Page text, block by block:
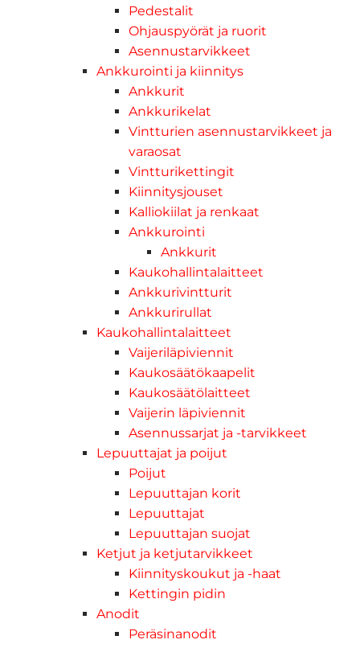
Pedestalit
Ohjauspyörät ja ruorit
Asennustarvikkeet
Ankkurointi ja kiinnitys
Ankkurit
Ankkurikelat
Vintturien asennustarvikkeet ja
varaosat
Vintturikettingit
Kiinnitysjouset
Kalliokiilat ja renkaat
Ankkurointi
Ankkurit
Kaukohallintalaitteet
Ankkurivintturit
Ankkurirullat
Kaukohallintalaitteet
Vaijeriläpiviennit
Kaukosäätökaapelit
Kaukosäätölaitteet
Vaijerin läpiviennit
Asennussarjat ja -tarvikkeet
Lepuuttajat ja poijut
Poijut
Lepuuttajan korit
Lepuuttajat
Lepuuttajan suojat
Ketjut ja ketjutarvikkeet
Kiinnityskoukut ja -haat
Kettingin pidin
Anodit
Peräsinanodit